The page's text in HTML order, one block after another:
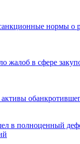
нормы о
жалоб в сфере
в полноценный